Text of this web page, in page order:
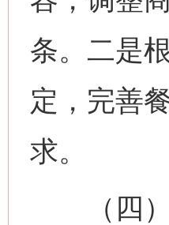
条。二是
定，完善
求。
（四）